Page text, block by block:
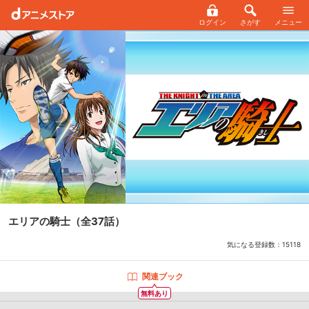
ログイン さがす メニュー
エリアの騎士 （全37話）
気になる登録数： 15118
無料あり
関連ブック